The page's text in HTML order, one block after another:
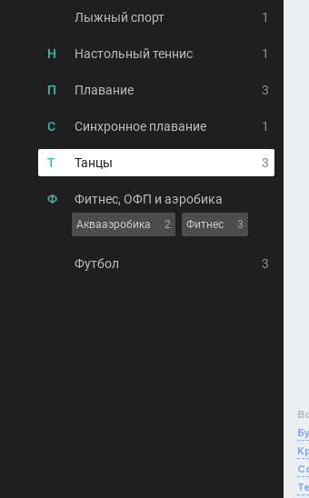
Лыжный спорт
1
Н Настольный теннис 1
П Плавание 3
С Синхронное плавание 1
Т Танцы 3
Ф Фитнес, ОФП и аэробика
Аквааэробика 2 Фитнес 3
Футбол 3